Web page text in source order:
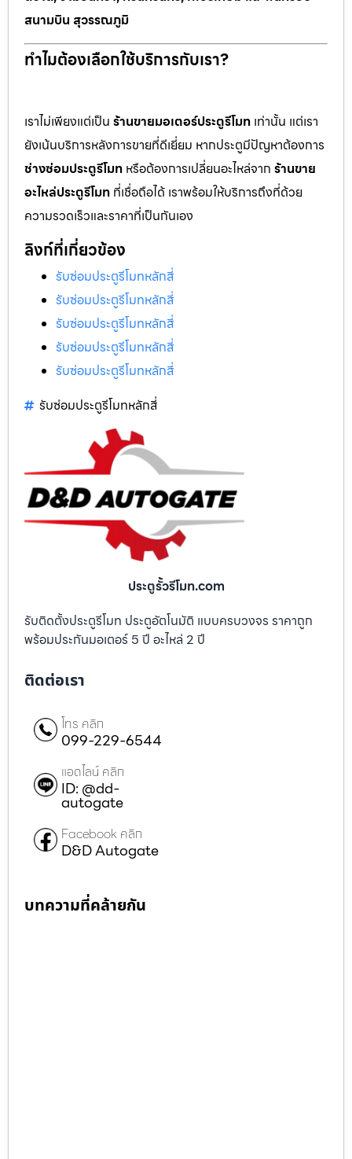
สนามบิน สุวรรณภูมิ
ทำไมต้องเลือกใช้บริการกับเรา?
เราไม่เพียงแต่เป็น ร้านขายมอเตอร์ประตูรีโมท เท่านั้น แต่เรา
ยังเน้นบริการหลังการขายที่ดีเยี่ยม หากประตูมีปัญหาต้องการ
ช่างซ่อมประตูรีโมท หรือต้องการเปลี่ยนอะไหล่จาก ร้านขาย
อะไหล่ประตูรีโมท ที่เชื่อถือได้ เราพร้อมให้บริการถึงที่ด้วย
ความรวดเร็วและราคาที่เป็นกันเอง
ลิงก์ที่เกี่ยวข้อง
รับซ่อมประตูรีโมทหลักสี่
รับซ่อมประตูรีโมทหลักสี่
รับซ่อมประตูรีโมทหลักสี่
รับซ่อมประตูรีโมทหลักสี่
รับซ่อมประตูรีโมทหลักสี่
รับซ่อมประตูรีโมทหลักสี่
ประตูรั้วรีโมท.com
รับติดตั้งประตูรีโมท ประตูอัตโนมัติ แบบครบวงจร ราคาถูก
พร้อมประกันมอเตอร์ 5 ปี อะไหล่ 2 ปี
ติดต่อเรา
โทร คลิก
099-229-6544
แอดไลน์ คลิก
ID: @dd-
autogate
Facebook คลิก
D&D Autogate
บทความที่คล้ายกัน